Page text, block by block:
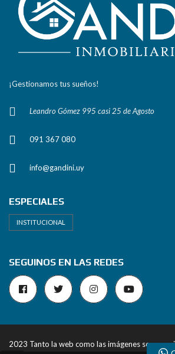
¡Gestionamos tus sueños!
Leandro Gómez 995 casi 25 de Agosto
091 367 080
info@gandini.uy
ESPECIALES
INSTITUCIONAL
SEGUINOS EN LAS REDES
2023 Tanto la web como las imágenes son